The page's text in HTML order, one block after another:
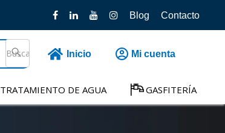
Blog Contacto
Inicio Mi cuenta
TRATAMIENTO DE AGUA GASFITERÍA